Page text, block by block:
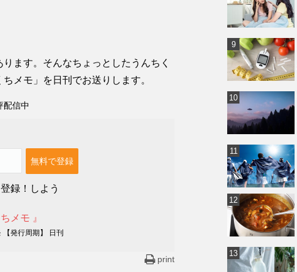
ます。そんなちょっとしたうんちく
メモ」を日刊でお送りします。
配信中
録！しよう
メモ 』
【発行周期】 日刊
print